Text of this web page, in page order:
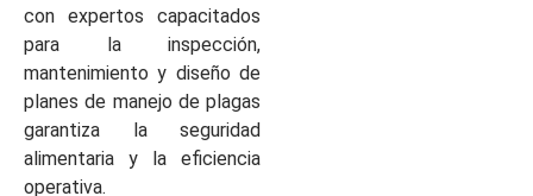
con expertos capacitados
para la inspección,
mantenimiento y diseño de
planes de manejo de plagas
garantiza la seguridad
alimentaria y la eficiencia
operativa.